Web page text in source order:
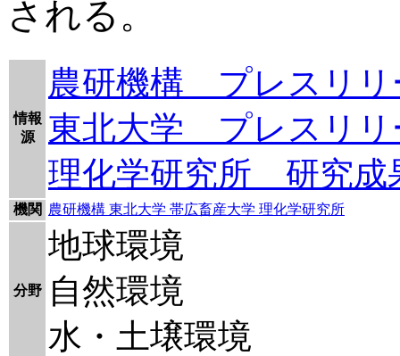
される。
情報
源
農研機構 プレスリリ
東北大学 プレスリリ
理化学研究所 研究成
機関 農研機構 東北大学 帯広畜産大学 理化学研究所
分野
地球環境
自然環境
水・土壌環境